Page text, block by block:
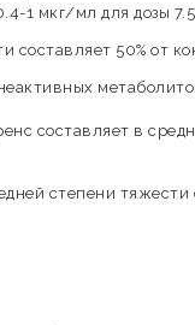
1 мкг/мл для дозы
50% от
составляет в
степени